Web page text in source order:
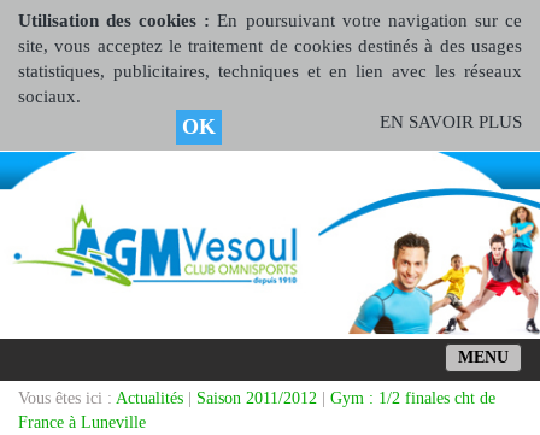
Utilisation des cookies :En poursuivant votre navigation sur ce
site, vous acceptez le traitement de cookies destinés à des usages
statistiques, publicitaires, techniques et en lien avec les réseaux
sociaux.
OK EN SAVOIR PLUS
MENU
Vous êtes ici : Actualités Saison 2011/2012
Gym : 1/2 finales cht de
France à Luneville